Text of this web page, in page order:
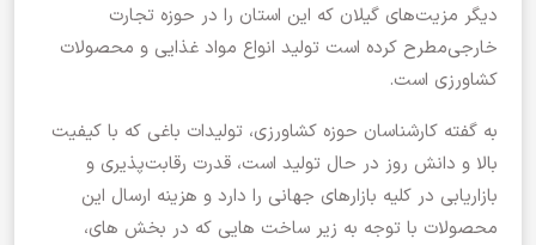
دیگر مزیت‌های گیلان که این استان را در حوزه تجارت
خارجی‌مطرح کرده است تولید انواع مواد غذایی و محصولات
کشاورزی است.
به گفته کارشناسان حوزه کشاورزی، تولیدات باغی که با کیفیت
بالا و دانش روز در حال تولید است، قدرت رقابت‌پذیری و
بازاریابی در کلیه بازارهای جهانی را دارد و هزینه ارسال این
محصولات با توجه به زیر ساخت هایی که در بخش های،